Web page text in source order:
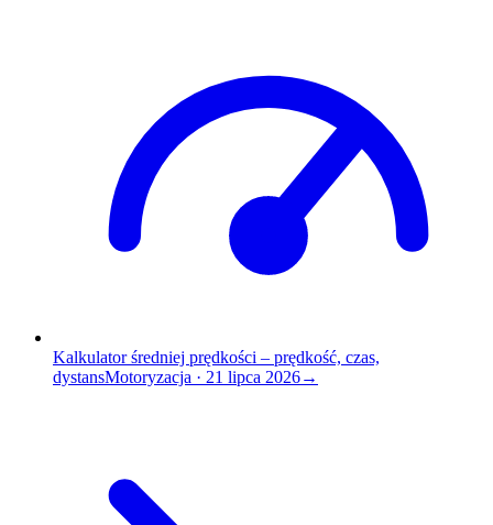
Kalkulator średniej prędkości – prędkość, czas,
dystansMotoryzacja · 21 lipca 2026→